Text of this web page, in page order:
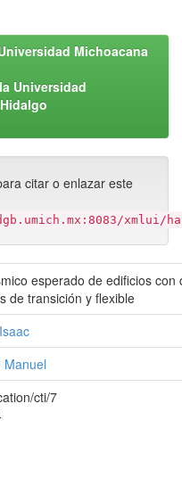
Michoacana
Universidad
citar o enlazar este
xmlui/
esperado de edificios con
de transición y flexible
cti/7